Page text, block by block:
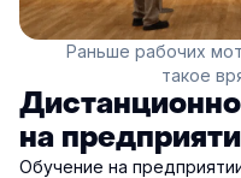
Раньше рабочих
такое
на
Обучение на